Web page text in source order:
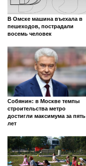
В Омске машина въехала в
пешеходов, пострадали
восемь человек
Собянин: в Москве темпы
строительства метро
достигли максимума за пять
лет